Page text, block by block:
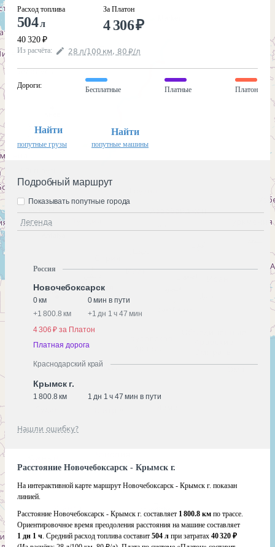
Расход топлива
504л
40 320 ₽
За Платон
4 306₽
Из расчёта: 28 л/100 км, 80 ₽/л
Дороги:
Бесплатные Платные Платон
Найти
попутные грузы
Найти
попутные машины
Подробный маршрут
Легенда
Показывать попутные города
Россия
Новочебоксарск
0 км
0 мин в пути
+1 800.8 км +1 дн 1 ч 47 мин
4 306 ₽ за Платон
Платная дорога
Краснодарский край
Крымск г.
1 800.8 км 1 дн 1 ч 47 мин в пути
Нашли ошибку?
Расстояние Новочебоксарск - Крымск г.
На интерактивной карте маршрут Новочебоксарск - Крымск г. показан
линией.
Расстояние Новочебоксарск - Крымск г. составляет 1 800.8 км по трассе.
Ориентировочное время преодоления расстояния на машине составляет
1 дн 1 ч. Средний расход топлива составит 504 л при затратах 40 320 ₽